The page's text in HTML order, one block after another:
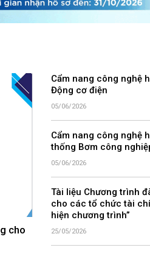
cho
Cẩm nang công nghệ
Động cơ điện
05/06/2026
Cẩm nang công nghệ
thống Bơm công
05/06/2026
Tài liệu Chương trình
cho các tổ chức tài
hiện chương trình”
25/05/2026